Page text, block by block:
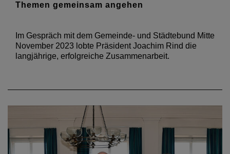
Themen gemeinsam angehen
Im Gespräch mit dem Gemeinde- und Städtebund Mitte
November 2023 lobte Präsident Joachim Rind die
langjährige, erfolgreiche Zusammenarbeit.